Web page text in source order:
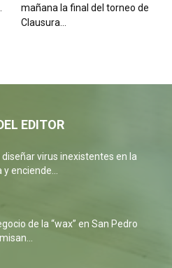
mañana la final del torneo de
Clausura...
EDITOR
diseñar virus inexistentes en la
enciende...
de la “wax” en San Pedro